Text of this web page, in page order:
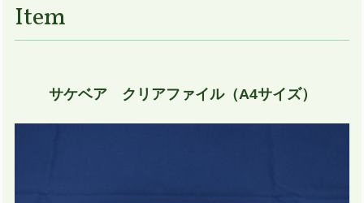
Item
サケベア クリアファイル（A4サイズ）